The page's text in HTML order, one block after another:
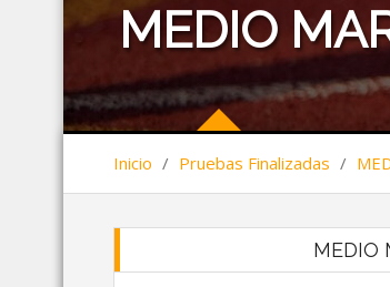
MEDIO
Inicio / Pruebas Finalizadas /
MEDIO